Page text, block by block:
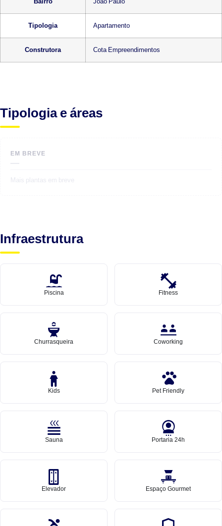
Tipologia Apartamento
Construtora Cota Empreendimentos
Tipologia e áreas
EM BREVE
—
Mais plantas em breve
Infraestrutura
Piscina Fitness
Churrasqueira Coworking
Kids Pet Friendly
Sauna Portaria 24h
Elevador Espaço Gourmet